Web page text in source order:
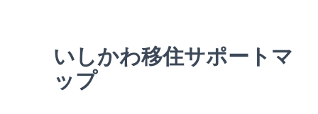
いしかわ移住サポートマ
ップ